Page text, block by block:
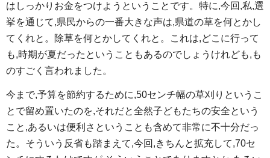
はしっかりお金をつけようということです。特に,今回,私,選
挙を通じて,県民からの一番大きな声は,県道の草を何とかし
てくれと。除草を何とかしてくれと。これは,どこに行って
も,時期が夏だったということもあるのでしょうけれども,も
のすごく言われました。
今まで,予算を節約するために,50センチ幅の草刈りというこ
とで留め置いたのを,それだと全然子どもたちの安全という
こと,あるいは便利さということも含めて非常に不十分だっ
た。そういう反省も踏まえて,今回,きちんと拡充して,70セ